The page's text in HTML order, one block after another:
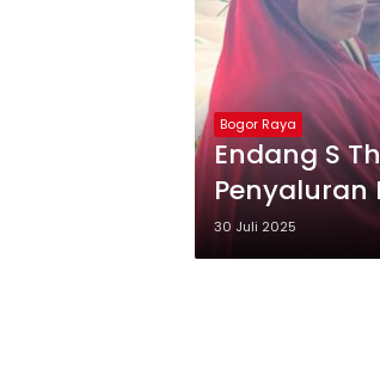
Bogor Raya
Endang S
Penyaluran
30 Juli 2025